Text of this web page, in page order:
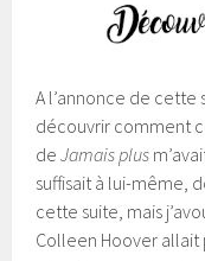
A l’annonce de cette
découvrir comment
deJamais plus
suffisait à lui-même,
cette suite, mais
Colleen Hoover allait